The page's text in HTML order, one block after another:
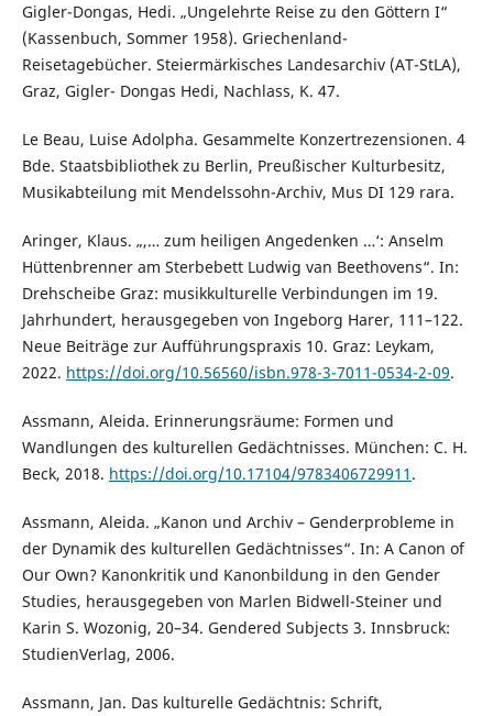
Gigler-Dongas, Hedi. „Ungelehrte Reise zu den Göttern I“
(Kassenbuch, Sommer 1958). Griechenland-
Reisetagebücher. Steiermärkisches Landesarchiv (AT-StLA),
Graz, Gigler- Dongas Hedi, Nachlass, K. 47.
Le Beau, Luise Adolpha. Gesammelte Konzertrezensionen. 4
Bde. Staatsbibliothek zu Berlin, Preußischer Kulturbesitz,
Musikabteilung mit Mendelssohn-Archiv, Mus DI 129 rara.
Aringer, Klaus. „,… zum heiligen Angedenken …‘: Anselm
Hüttenbrenner am Sterbebett Ludwig van Beethovens“. In:
Drehscheibe Graz: musikkulturelle Verbindungen im 19.
Jahrhundert, herausgegeben von Ingeborg Harer, 111–122.
Neue Beiträge zur Aufführungspraxis 10. Graz: Leykam,
2022. https://doi.org/10.56560/isbn.978-3-7011-0534-2-09.
Assmann, Aleida. Erinnerungsräume: Formen und
Wandlungen des kulturellen Gedächtnisses. München: C. H.
Beck, 2018. https://doi.org/10.17104/9783406729911 .
Assmann, Aleida. „Kanon und Archiv – Genderprobleme in
der Dynamik des kulturellen Gedächtnisses“. In: A Canon of
Our Own? Kanonkritik und Kanonbildung in den Gender
Studies, herausgegeben von Marlen Bidwell-Steiner und
Karin S. Wozonig, 20–34. Gendered Subjects 3. Innsbruck:
StudienVerlag, 2006.
Assmann, Jan. Das kulturelle Gedächtnis: Schrift,